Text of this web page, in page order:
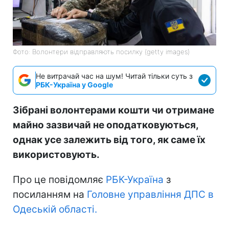
Фото: Волонтери відправляють посилку (getty images)
Не витрачай час на шум! Читай тільки суть з
РБК-Україна у Google
Зібрані волонтерами кошти чи отримане
майно зазвичай не оподатковуються,
однак усе залежить від того, як саме їх
використовують.
Про це повідомляє РБК-Україна з
посиланням на Головне управління ДПС в
Одеській області.